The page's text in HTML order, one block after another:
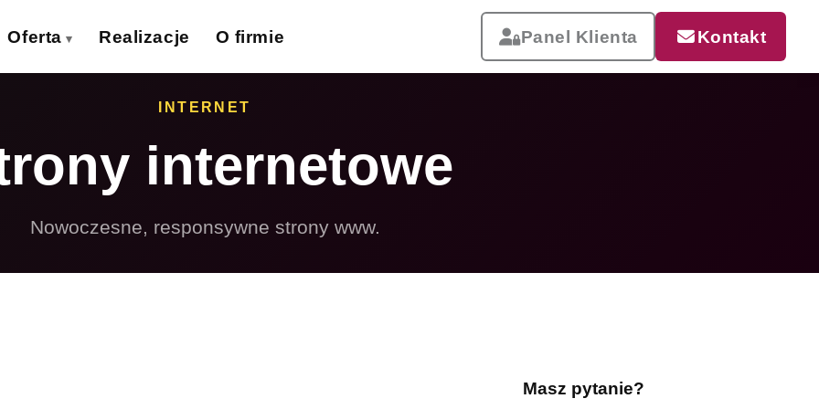
Oferta
› Ulotki
› Banery wielkoformat.
Siatki wielkoformat.
› Teczki firmowe
Zobacz całą ofertę
Realizacje O firmie Panel Klienta Kontakt
INTERNET
internetowe
Nowoczesne, responsywne strony www.
Masz pytanie?